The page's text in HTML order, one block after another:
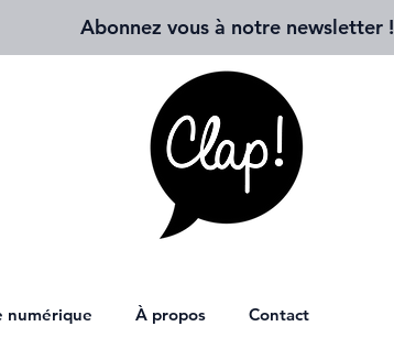
Abonnez vous à notre newsletter!
numérique À propos Contact